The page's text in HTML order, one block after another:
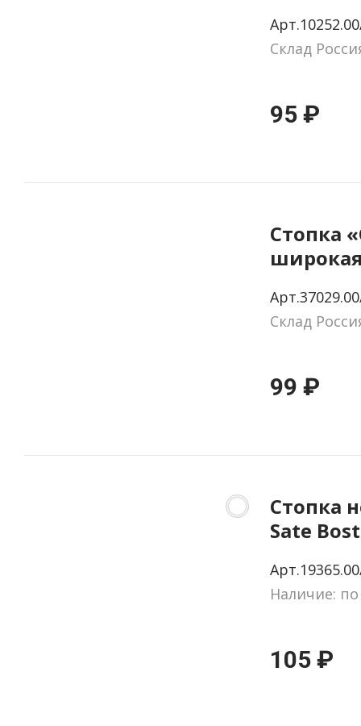
Склад
95 ₽
Стопка
Склад
99 ₽
Стопка
Sate
Наличие:
105 ₽